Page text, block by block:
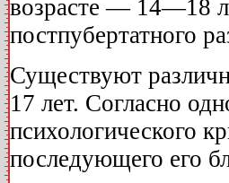
возрасте — 14—18
постпубертатного
Существуют
17 лет. Согласно
психологического
последующего его